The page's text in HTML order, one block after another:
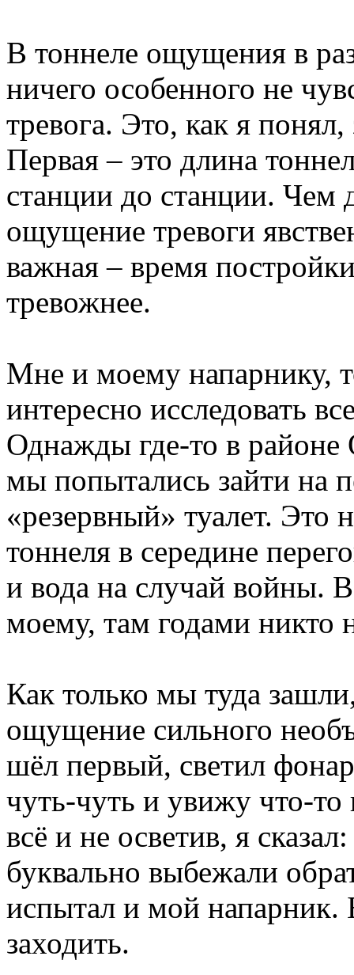
В тоннеле ощущения в
ничего особенного не
тревога. Это, как я
Первая – это длина
станции до станции. Чем
ощущение тревоги
важная – время
тревожнее.
Мне и моему напарнику,
интересно исследовать
Однажды где-то в
мы попытались зайти на
«резервный» туалет. Это
тоннеля в середине
и вода на случай войны.
моему, там годами никто
Как только мы туда
ощущение сильного
шёл первый, светил
чуть-чуть и увижу что-
всё и не осветив, я
буквально выбежали
испытал и мой
заходить.